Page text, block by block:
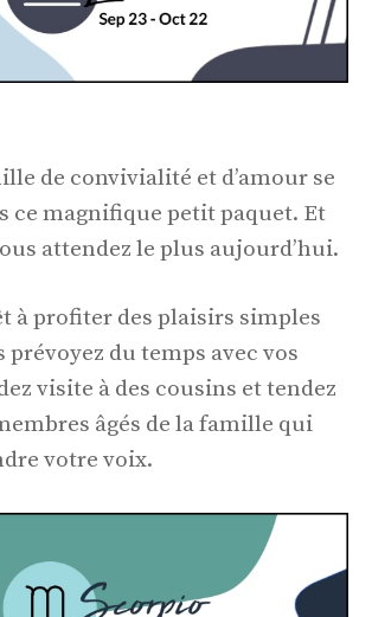
de convivialité et d’amour se
ce magnifique petit paquet. Et
attendez le plus aujourd’hui.
à profiter des plaisirs simples
prévoyez du temps avec vos
visite à des cousins ​​et tendez
âgés de la famille qui
votre voix.